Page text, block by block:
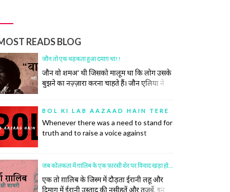
READS BLOG
जौन तो एक धड़कता हुआ दमाग़ था!!
जौन वो शमअ' थी जिसको मालूम था कि लोग उसके
बुझने का नज़्ज़ारा करना चाहते हैं। जौन एलिया ने
उनकी सर-ए-आम नुमाइश नहीं की जाती। रोया तो
बीच महफ़िल रो दिया।
BOL KI LAB AAZAAD HAIN TERE
Whenever there was a need to stand for
truth and to raise a voice against
revolutions that have restored order in
society. This did not, however, come
easily to the poets.
जब कोलकता में ग़ालिब के एक फ़ारसी शेर पर विवाद खड़ा हो गया
एक तो ग़ालिब के जिस्म में दौड़ता ईरानी लहू और
दिमाग में ईरानी उस्ताद की नसीहतें और तजर्बे, इन